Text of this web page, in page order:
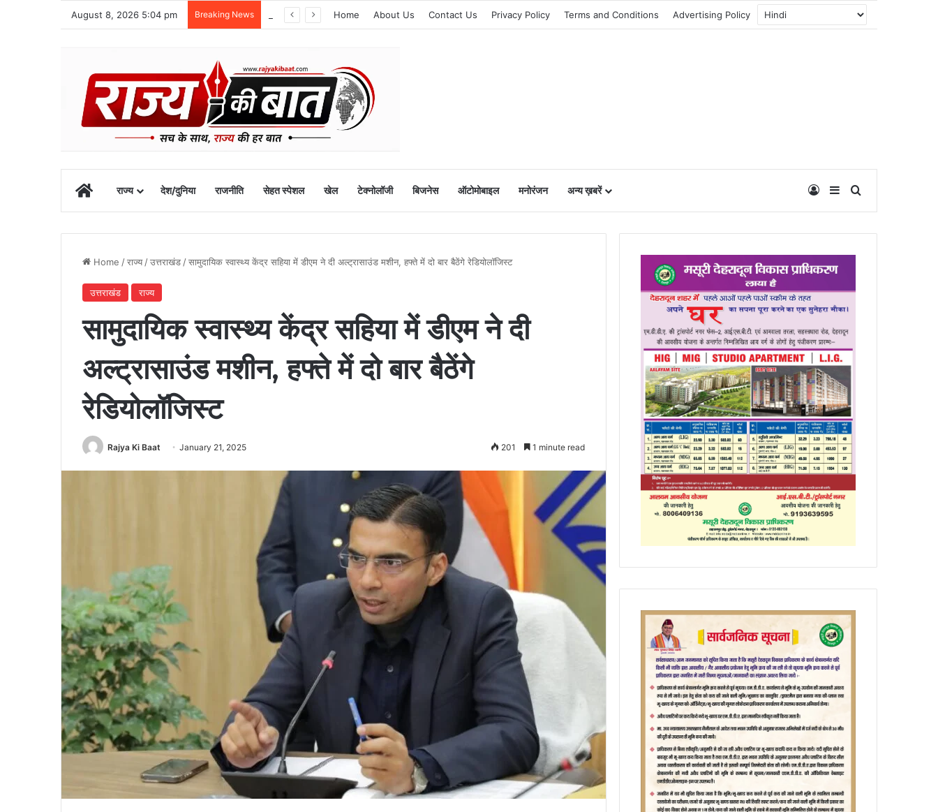
August 8, 2026 5:04 pm Breaking News Home About Us Contact Us Privacy Policy Terms and Conditions Advertising Policy
Homeराज्य देश/दुनिया राजनीति सेहत स्पेशल खेल टेक्नोलॉजी बिजनेस ऑटोमोबाइल मनोरंजन अन्य ख़बरें Log InSidebar
Home /राज्य /उत्तराखंड /सामुदायिक स्वास्थ्य केंद्र सहिया में डीएम ने दी अल्ट्रासाउंड मशीन, हफ्ते में दो बार बैठेंगे रेडियोलॉजिस्ट
उत्तराखंड राज्य
सामुदायिक स्वास्थ्य केंद्र सहिया में डीएम ने दी
अल्ट्रासाउंड मशीन, हफ्ते में दो बार बैठेंगे
रेडियोलॉजिस्ट
Rajya Ki Baat January 21, 2025 201 1 minute read